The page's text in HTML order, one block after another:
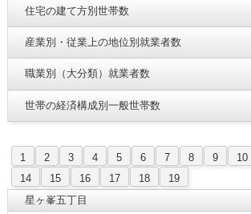
住宅の建て方別世帯数
産業別・従業上の地位別就業者数
職業別（大分類）就業者数
世帯の経済構成別一般世帯数
1 2 3 4 5 6 7 8 9 10
14
15 16 17 18
19
星ヶ峯五丁目